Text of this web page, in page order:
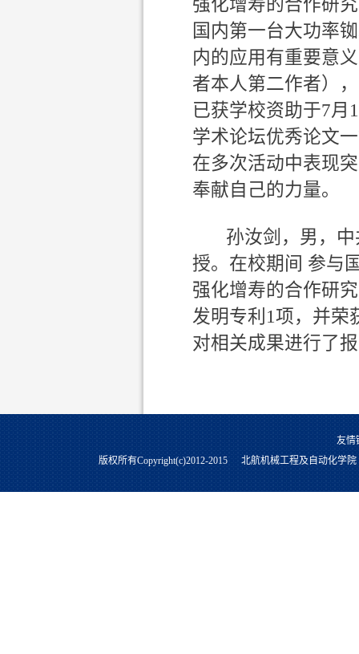
强化增寿的合作研
国内第一台大功率
内的应用有重要意
者本人第二作者）
已获学校资助于7月
学术论坛优秀论文
在多次活动中表现
奉献自己的力量。
孙汝剑，男，中
授。在校期间 参与
强化增寿的合作研
发明专利1项，并荣
对相关成果进行了
友情
版权所有Copyright(c)2012-2015
北航机械工程及自动化学院